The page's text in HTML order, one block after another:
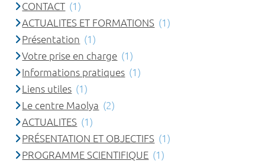
CONTACT (1)
ACTUALITES ET FORMATIONS (1)
Présentation (1)
Votre prise en charge (1)
Informations pratiques (1)
Liens utiles (1)
Le centre Maolya (2)
ACTUALITES (1)
PRÉSENTATION ET OBJECTIFS (1)
PROGRAMME SCIENTIFIQUE (1)